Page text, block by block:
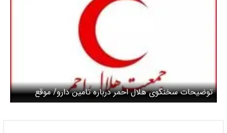
توضیحات سخنگوی هلال احمر درباره تامین دارو/ موقع
حادثه با شماره ۱۱۲ تماس بگیرید + ویدئو